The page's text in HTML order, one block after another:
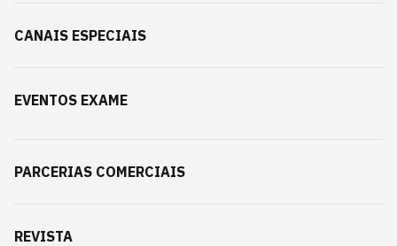
CANAIS ESPECIAIS
EVENTOS EXAME
PARCERIAS COMERCIAIS
REVISTA